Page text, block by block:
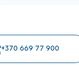
+370 669 77 900